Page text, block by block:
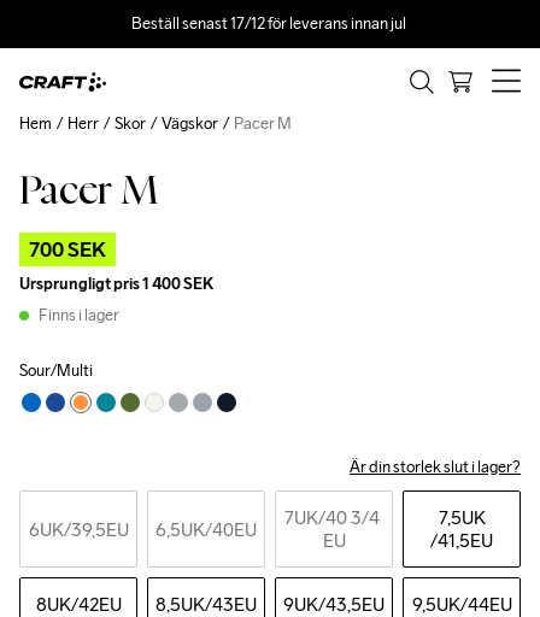
Beställ senast 17/12 för leverans innan jul
Pacer M
700 SEK
Ursprungligt pris1 400 SEK
Finns i lager
Sour/Multi
Är din storlek slut i lager?
6UK/39,5EU 6,5UK/40EU 7UK/40 3/4
EU
7,5UK
/41,5EU
8UK/42EU 8,5UK/43EU 9UK/43,5EU 9,5UK/44EU
Hem Herr Skor Vägskor Pacer M
Outlet